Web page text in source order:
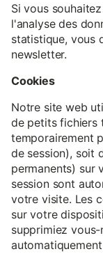
Si vous
l'analyse des
statistique, vous
newsletter.
Cookies
Notre site web
de petits fichiers
temporairement
de session), soit
permanents) sur
session sont
votre visite. Les
sur votre
supprimiez